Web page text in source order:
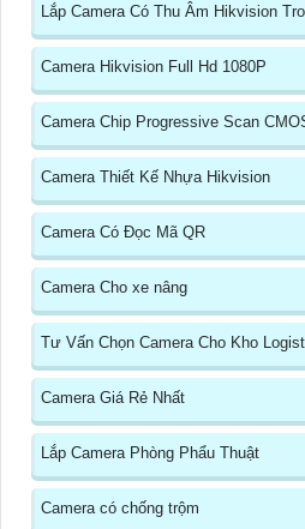
Lắp Camera Có Thu Âm Hikvision
Camera Hikvision Full Hd 1080P
Camera Chip Progressive Scan
Camera Thiết Kế Nhựa Hikvision
Camera Có Đọc Mã QR
Camera Cho xe nâng
Tư Vấn Chọn Camera Cho Kho
Camera Giá Rẻ Nhất
Lắp Camera Phòng Phẩu Thuật
Camera có chống trộm